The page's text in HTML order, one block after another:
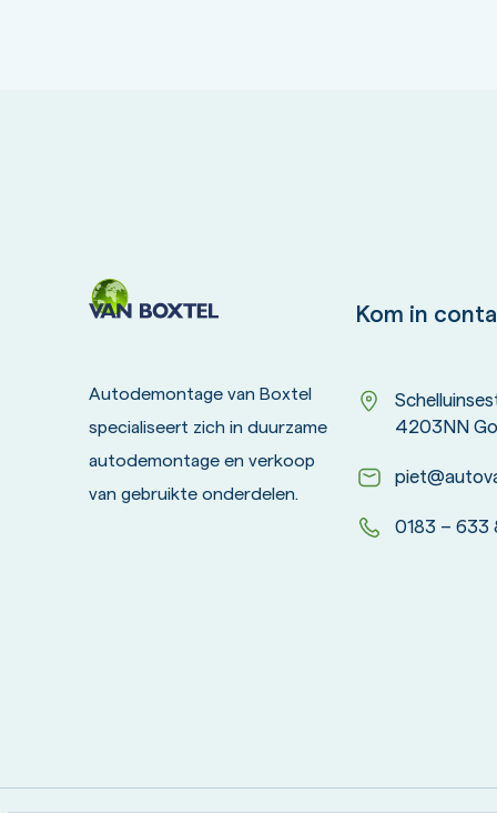
Autodemontage van Boxtel
specialiseert zich in duurzame
autodemontage en verkoop
van gebruikte onderdelen.
Kom in
4203NN
0183 – 633